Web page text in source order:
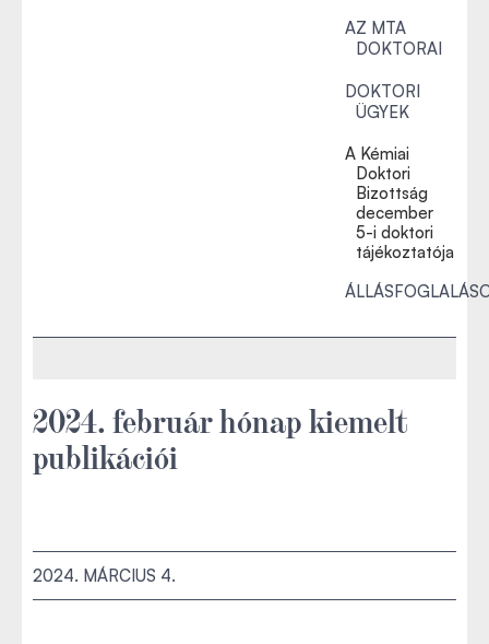
AZ MTA
DOKTORAI
DOKTORI
ÜGYEK
A Kémiai
Doktori
Bizottság
december
5-i doktori
tájékoztatója
2024. február hónap kiemelt
publikációi
2024. MÁRCIUS 4.